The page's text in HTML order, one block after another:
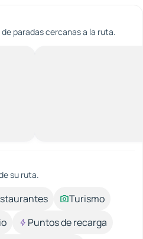
paradas cercanas a la ruta.
su ruta.
Turismo
Puntos de recarga